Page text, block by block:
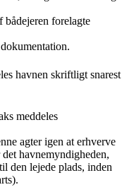
bådejeren forelagte
havnen skriftligt snarest
meddeles
agter igen at erhverve
havnemyndigheden,
den lejede plads, inden